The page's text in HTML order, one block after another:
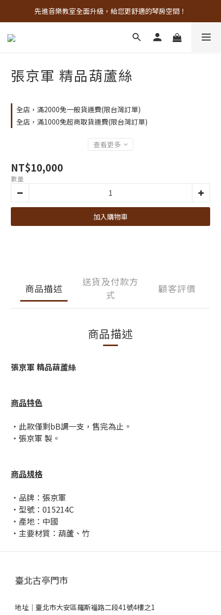
古亭門市 + 先進音樂教室週末假日皆有營業
先進音樂教室全面升級，給您更舒適的琴房空間！
樂器試彈、課程體驗、場地租借，請點此加入 LINE
張京軍 精品葫蘆絲
全店，滿2000免一般貨運費(限台灣訂單)
全店，滿1000免超商取貨運費(限台灣訂單)
查看更多
NT$10,000
數量
加入購物車
商品描述
送貨及付款方
式
顧客評價
商品描述
張京軍 精品葫蘆絲
商品特色
・此款僅剩bB調一支，售完為止 。
・張京軍 製。
商品規格
・品牌：張京軍
・型號：015214C
・產地：中國
・主要材質：葫蘆、竹
臺北古亭門市
地址｜ 臺北市大安區羅斯福路二段41號4樓之1